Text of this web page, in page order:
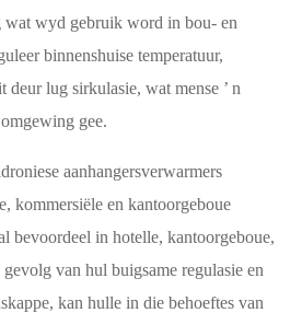
wat wyd gebruik word in bou- en
binnenshuise temperatuur,
lug sirkulasie, wat mense ’ n
gee.
aanhangersverwarmers
kommersiële en kantoorgeboue
bevoordeel in hotelle, kantoorgeboue,
van hul buigsame regulasie en
kan hulle in die behoeftes van